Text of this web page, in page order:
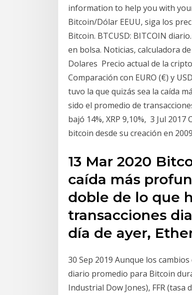
information to help you with
Bitcoin/Dólar EEUU, siga los
Bitcoin. BTCUSD: BITCOIN
en bolsa. Noticias, calculadora
Dolares Precio actual de la
Comparación con EURO (€) y
tuvo la que quizás sea la caída
sido el promedio de
bajó 14%, XRP 9,10%, 3 Jul
bitcoin desde su creación en
13 Mar 2020
caída más
doble de lo que
transacciones
día de ayer,
30 Sep 2019 Aunque los
diario promedio para Bitcoin
Industrial Dow Jones), FFR